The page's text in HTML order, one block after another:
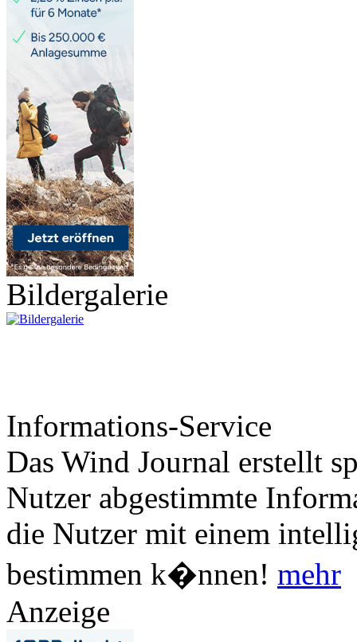
Bildergalerie
Informations-Service
Das Wind Journal erstellt
Nutzer abgestimmte
die Nutzer mit einem
bestimmen k�nnen! mehr
Anzeige